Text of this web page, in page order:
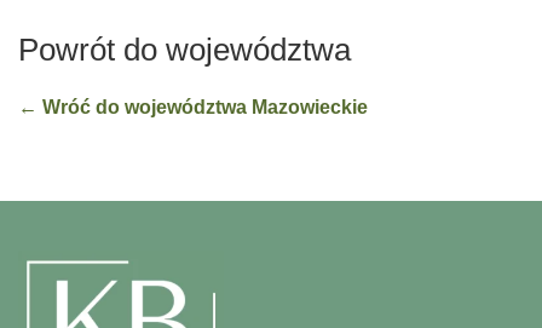
Powrót do województwa
← Wróć do województwa Mazowieckie